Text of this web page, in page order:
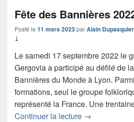
Fête des Bannières
Posté le 11 mars 2023parAlain Dupasquier
↓
Le samedi 17 septembre 2022 le
Gergovia a participé au défilé de
Bannières du Monde à Lyon.
formations, seul le groupe
représenté la France. Une
Continuer la lecture Fête des
→